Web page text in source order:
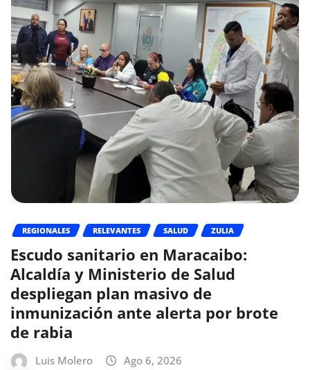
REGIONALES RELEVANTES SALUD ZULIA
Escudo sanitario en Maracaibo:
Alcaldía y Ministerio de Salud
despliegan plan masivo de
inmunización ante alerta por brote
de rabia
Luis Molero Ago 6, 2026